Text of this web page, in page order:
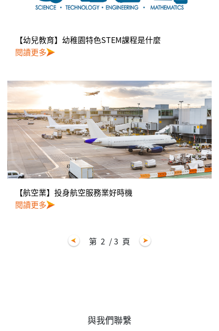
【幼兒教育】幼稚園特色STEM課程是什麼
閱讀更多
【航空業】投身航空服務業好時機
閱讀更多
第 2 / 3 頁
與我們聯繫